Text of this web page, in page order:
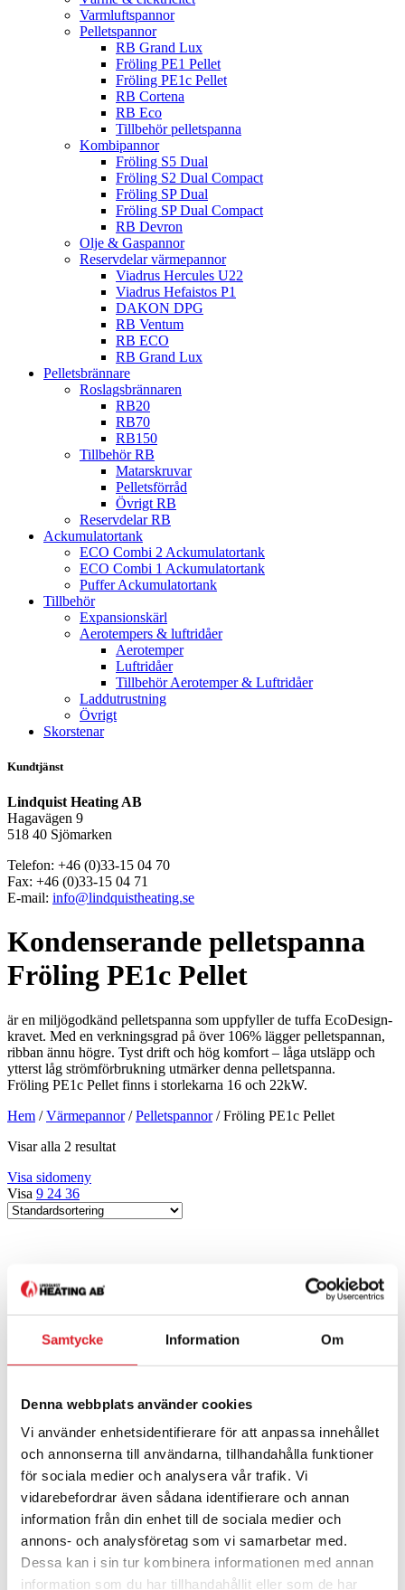
Samtycke Information Om
Denna webbplats använder cookies
Vi använder enhetsidentifierare för att anpassa innehållet
och annonserna till användarna, tillhandahålla funktioner
för sociala medier och analysera vår trafik. Vi
vidarebefordrar även sådana identifierare och annan
information från din enhet till de sociala medier och
annons- och analysföretag som vi samarbetar med.
Dessa kan i sin tur kombinera informationen med annan
information som du har tillhandahållit eller som de har
Varmluftspannor
Pelletspannor
RB Grand Lux
Fröling PE1 Pellet
Fröling PE1c Pellet
RB Cortena
RB Eco
Tillbehör pelletspanna
Kombipannor
Fröling S5 Dual
Fröling S2 Dual Compact
Fröling SP Dual
Fröling SP Dual Compact
RB Devron
Olje & Gaspannor
Reservdelar värmepannor
Viadrus Hercules U22
Viadrus Hefaistos P1
DAKON DPG
RB Ventum
RB ECO
RB Grand Lux
Pelletsbrännare
Roslagsbrännaren
RB20
RB70
RB150
Tillbehör RB
Matarskruvar
Pelletsförråd
Övrigt RB
Reservdelar RB
Ackumulatortank
ECO Combi 2 Ackumulatortank
ECO Combi 1 Ackumulatortank
Puffer Ackumulatortank
Tillbehör
Expansionskärl
Aerotempers & luftridåer
Aerotemper
Luftridåer
Tillbehör Aerotemper & Luftridåer
Laddutrustning
Övrigt
Skorstenar
Kundtjänst
Lindquist Heating AB
Hagavägen 9
518 40 Sjömarken
Telefon: +46 (0)33-15 04 70
Fax: +46 (0)33-15 04 71
E-mail: info@lindquistheating.se
Kondenserande pelletspanna
Fröling PE1c Pellet
är en miljögodkänd pelletspanna som uppfyller de tuffa EcoDesign-
kravet. Med en verkningsgrad på över 106% lägger pelletspannan,
ribban ännu högre. Tyst drift och hög komfort – låga utsläpp och
ytterst låg strömförbrukning utmärker denna pelletspanna.
Fröling PE1c Pellet finns i storlekarna 16 och 22kW.
Hem /Värmepannor/Pelletspannor/Fröling PE1c Pellet
Visar alla 2 resultat
Visa sidomeny
Visa 9 24 36